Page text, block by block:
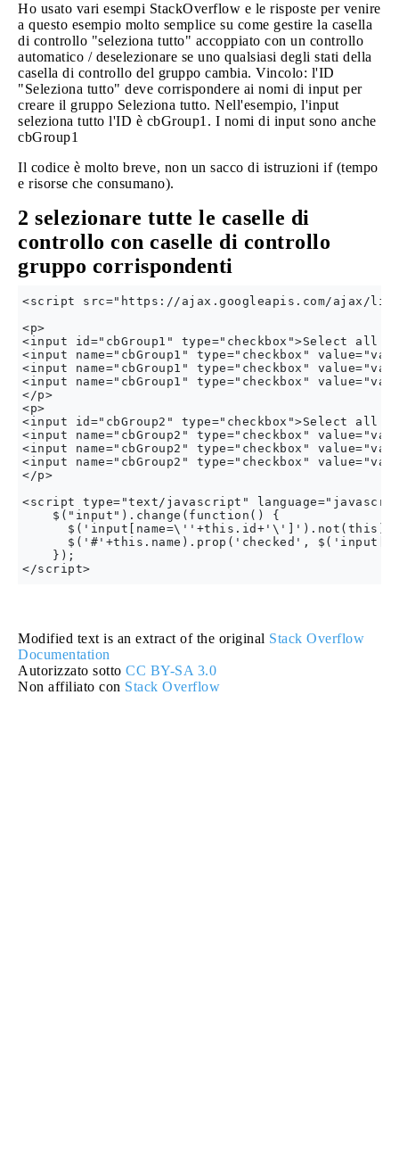
Ho usato vari esempi StackOverflow e le risposte per venire
a questo esempio molto semplice su come gestire la casella
di controllo "seleziona tutto" accoppiato con un controllo
automatico / deselezionare se uno qualsiasi degli stati della
casella di controllo del gruppo cambia. Vincolo: l'ID
"Seleziona tutto" deve corrispondere ai nomi di input per
creare il gruppo Seleziona tutto. Nell'esempio, l'input
seleziona tutto l'ID è cbGroup1. I nomi di input sono anche
cbGroup1
Il codice è molto breve, non un sacco di istruzioni if ​​(tempo
e risorse che consumano).
2 selezionare tutte le caselle di
controllo con caselle di controllo
gruppo corrispondenti
<script src="https://ajax.googleapis.com/ajax/
<p>
<input id="cbGroup1" type="checkbox">Select all
<input name="cbGroup1" type="checkbox"
<input name="cbGroup1" type="checkbox"
<input name="cbGroup1" type="checkbox"
</p>
<p>
<input id="cbGroup2" type="checkbox">Select all
<input name="cbGroup2" type="checkbox"
<input name="cbGroup2" type="checkbox"
<input name="cbGroup2" type="checkbox"
</p>
<script type="text/javascript"
    $("input").change(function() {
$('#'+this.name).prop('checked',
    });
Modified text is an extract of the original Stack Overflow
Documentation
Autorizzato sotto CC BY-SA 3.0
Non affiliato con Stack Overflow